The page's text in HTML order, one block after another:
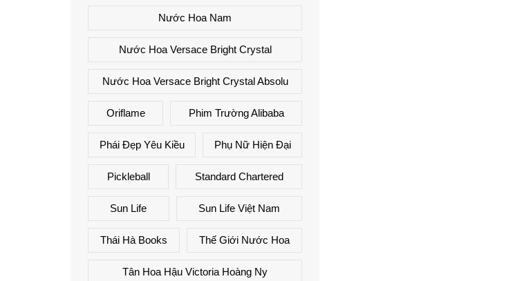
Nước Hoa Nam
Nước Hoa Versace Bright Crystal
Nước Hoa Versace Bright Crystal Absolu
Oriflame Phim Trường Alibaba
Phái Đẹp Yêu Kiều Phụ Nữ Hiện Đại
Pickleball Standard Chartered
Sun Life Sun Life Việt Nam
Thái Hà Books Thế Giới Nước Hoa
Tân Hoa Hậu Victoria Hoàng Ny